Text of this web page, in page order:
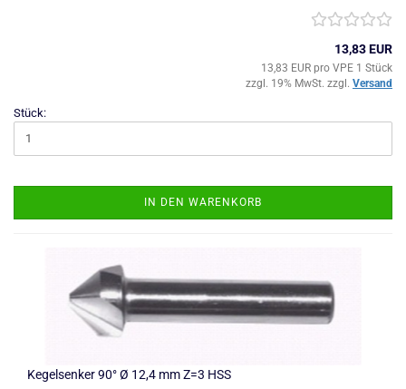
13,83 EUR
13,83 EUR pro VPE 1 Stück
zzgl. 19% MwSt. zzgl. Versand
Stück:
IN DEN WARENKORB
Kegelsenker 90° Ø 12,4 mm Z=3 HSS